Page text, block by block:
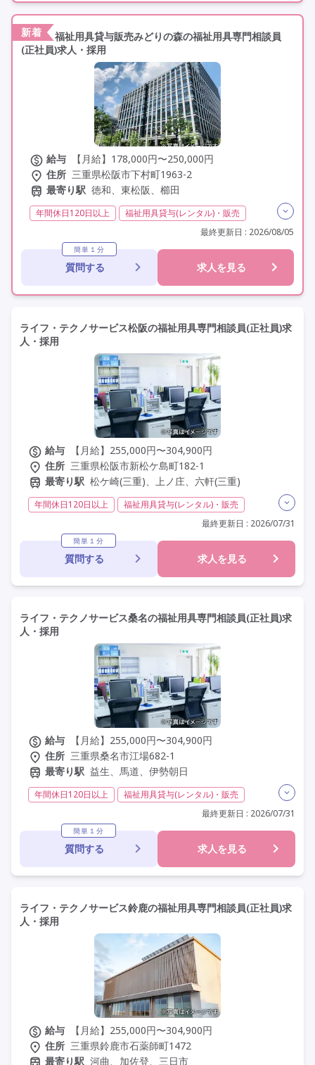
新着
福祉用具貸与販売みどりの森の福祉用具専門相談員
(正社員)求人・採用
給与
【月給】178,000円〜250,000円
住所 三重県松阪市下村町1963-2
最寄り駅 徳和、東松阪、櫛田
年間休日120日以上
福祉用具貸与(レンタル)・販売
夜勤なし
残業月20時間以内
残業ほぼなし
常勤
社会保険完備
交通費支給
託児所・保育支援あり
学歴不問
定年60歳以上
最終更新日 : 2026/08/05
簡単１分
質問する 求人を見る
ライフ・テクノサービス松阪の福祉用具専門相談員(正社員)求
人・採用
給与
【月給】255,000円〜304,900円
住所 三重県松阪市新松ケ島町182-1
最寄り駅 松ケ崎(三重)、上ノ庄、六軒(三重)
年間休日120日以上
福祉用具貸与(レンタル)・販売
初任者研修(ヘルパー2級)
日勤のみ
夜勤なし
残業月20時間以内
社会保険完備
交通費支給
年間休日110日以上
学歴不問
最終更新日 : 2026/07/31
簡単１分
質問する 求人を見る
ライフ・テクノサービス桑名の福祉用具専門相談員(正社員)求
人・採用
給与
【月給】255,000円〜304,900円
住所 三重県桑名市江場682-1
最寄り駅 益生、馬道、伊勢朝日
年間休日120日以上
福祉用具貸与(レンタル)・販売
初任者研修(ヘルパー2級)
日勤のみ
夜勤なし
残業月20時間以内
社会保険完備
交通費支給
年間休日110日以上
学歴不問
最終更新日 : 2026/07/31
簡単１分
質問する 求人を見る
ライフ・テクノサービス鈴鹿の福祉用具専門相談員(正社員)求
人・採用
給与
【月給】255,000円〜304,900円
住所 三重県鈴鹿市石薬師町1472
最寄り駅 河曲、加佐登、三日市